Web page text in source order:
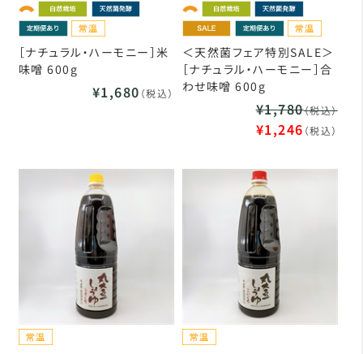
［ナチュラル・ハーモニー］米
味噌 600g
¥1,680 （税込）
＜天然菌フェア特別SALE＞
［ナチュラル・ハーモニー］合
わせ味噌 600g
¥1,780（税込）
¥1,246 （税込）